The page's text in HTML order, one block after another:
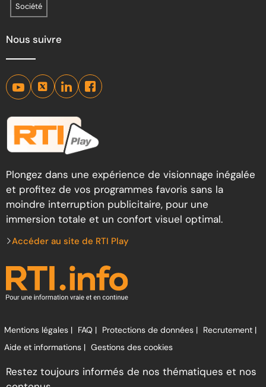
Société
Nous suivre
Plongez dans une expérience de visionnage inégalée
et profitez de vos programmes favoris sans la
moindre interruption publicitaire, pour une
immersion totale et un confort visuel optimal.
Accéder au site de RTI Play
Mentions légales | FAQ | Protections de données | Recrutement |
Aide et informations | Gestions des cookies
Restez toujours informés de nos thématiques et nos